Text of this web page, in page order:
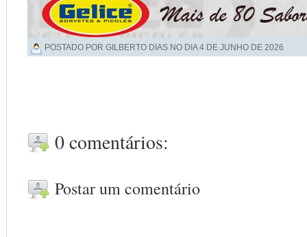
POSTADO POR GILBERTO DIAS NO DIA4 DE JUNHO DE 2026
0 comentários:
Postar um comentário